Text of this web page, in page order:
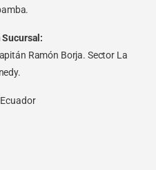
Sucursal:
Ramón Borja. Sector La